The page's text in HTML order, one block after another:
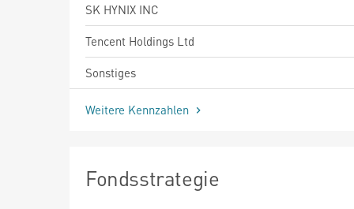
SK HYNIX INC
Tencent Holdings Ltd
Sonstiges
Weitere Kennzahlen
Fondsstrategie